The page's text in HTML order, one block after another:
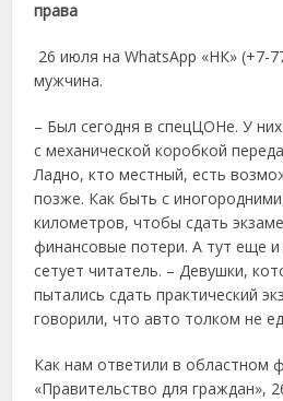
права
26 июля на WhatsApp «НК» (+7-
мужчина.
– Был сегодня в спецЦОНе. У
с механической коробкой
Ладно, кто местный, есть
позже. Как быть с
километров, чтобы сдать
финансовые потери. А тут еще
сетует читатель. – Девушки,
пытались сдать практический
говорили, что авто толком не
Как нам ответили в областном
«Правительство для граждан»,